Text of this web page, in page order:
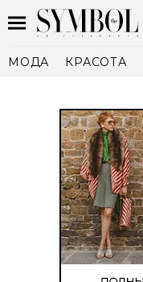
МОДА КРАСОТА